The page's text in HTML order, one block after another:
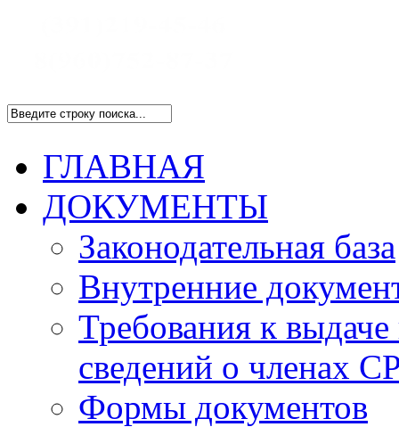
ГЛАВНАЯ
ДОКУМЕНТЫ
Законодательная база
Внутренние
Требования к
сведений о членах
Формы документов